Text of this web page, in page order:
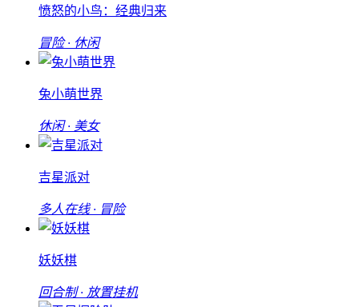
愤怒的小鸟：经典归来
冒险 · 休闲
兔小萌世界
休闲 · 美女
吉星派对
多人在线 · 冒险
妖妖棋
回合制 · 放置挂机